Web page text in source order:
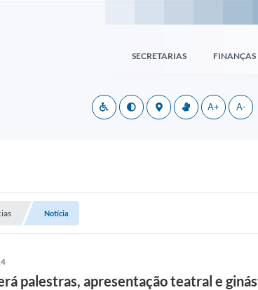
SECRETARIAS FINANÇAS
A+ A-
Notícia
palestras, apresentação teatral e